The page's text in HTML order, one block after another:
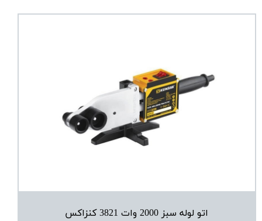
اتو لوله سبز 2000 وات 3821 کنزاکس